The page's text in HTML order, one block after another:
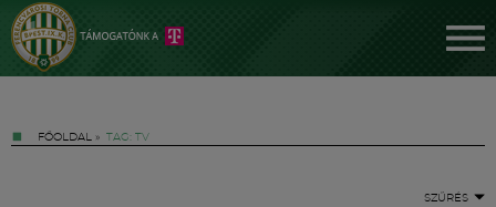
FŐOLDAL » TAG: TV
SZŰRÉS